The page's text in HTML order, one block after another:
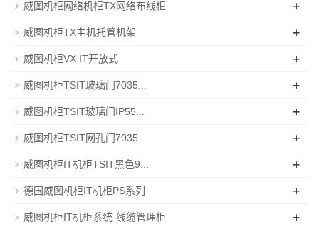
威图机柜网络机柜TX网络布线柜 +
威图机柜TX主机托管机架 +
威图机柜VX IT开放式 +
威图机柜TSIT玻璃门7035... +
威图机柜TSIT玻璃门IP55... +
威图机柜TSIT网孔门7035... +
威图机柜IT机柜TSIT黑色9... +
德国威图机柜IT机柜PS系列 +
威图机柜IT机柜系统-线缆管理柜 +